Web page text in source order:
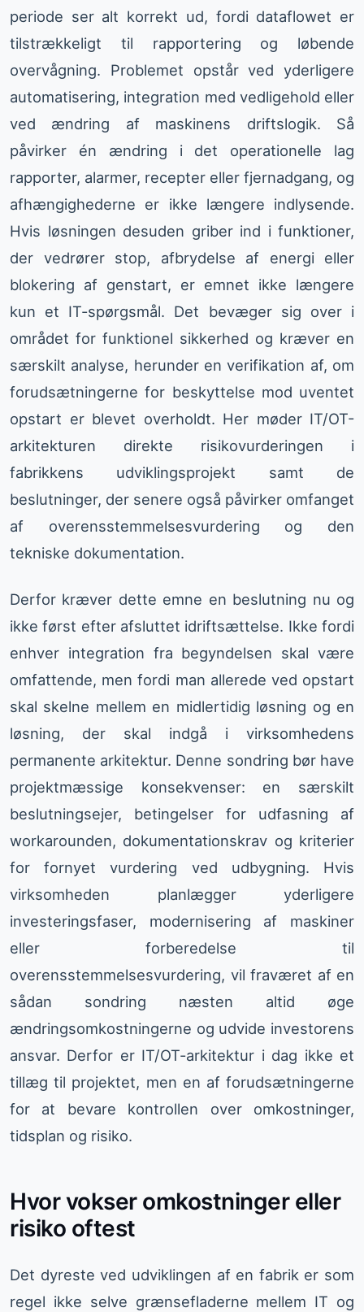
periode ser alt korrekt ud, fordi dataflowet er
tilstrækkeligt til rapportering og løbende
overvågning. Problemet opstår ved yderligere
automatisering, integration med vedligehold eller
ved ændring af maskinens driftslogik. Så
påvirker én ændring i det operationelle lag
rapporter, alarmer, recepter eller fjernadgang, og
afhængighederne er ikke længere indlysende.
Hvis løsningen desuden griber ind i funktioner,
der vedrører stop, afbrydelse af energi eller
blokering af genstart, er emnet ikke længere
kun et IT-spørgsmål. Det bevæger sig over i
området for funktionel sikkerhed og kræver en
særskilt analyse, herunder en verifikation af, om
forudsætningerne for beskyttelse mod uventet
opstart er blevet overholdt. Her møder IT/OT-
arkitekturen direkte risikovurderingen i
fabrikkens udviklingsprojekt samt de
beslutninger, der senere også påvirker omfanget
af overensstemmelsesvurdering og den
tekniske dokumentation.
Derfor kræver dette emne en beslutning nu og
ikke først efter afsluttet idriftsættelse. Ikke fordi
enhver integration fra begyndelsen skal være
omfattende, men fordi man allerede ved opstart
skal skelne mellem en midlertidig løsning og en
løsning, der skal indgå i virksomhedens
permanente arkitektur. Denne sondring bør have
projektmæssige konsekvenser: en særskilt
beslutningsejer, betingelser for udfasning af
workarounden, dokumentationskrav og kriterier
for fornyet vurdering ved udbygning. Hvis
virksomheden planlægger yderligere
investeringsfaser, modernisering af maskiner
eller forberedelse til
overensstemmelsesvurdering, vil fraværet af en
sådan sondring næsten altid øge
ændringsomkostningerne og udvide investorens
ansvar. Derfor er IT/OT-arkitektur i dag ikke et
tillæg til projektet, men en af forudsætningerne
for at bevare kontrollen over omkostninger,
tidsplan og risiko.
Hvor vokser omkostninger eller
risiko oftest
Det dyreste ved udviklingen af en fabrik er som
regel ikke selve grænsefladerne mellem IT og